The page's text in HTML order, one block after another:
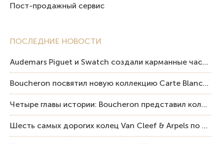
ПОСЛЕДНИЕ НОВОСТИ
Audemars Piguet и Swatch создали карманные часы в эстетике Royal Oak и Pop Art
Boucheron посвятил новую коллекцию Carte Blanche Human Being человеку и силе мастерства
Четыре главы истории: Boucheron представил коллекцию «Nom: Boucheron, Prénom: Frédéric»
Шесть самых дорогих колец Van Cleef & Arpels по итогам аукционов Sotheby’s
Пост-продажный сервис